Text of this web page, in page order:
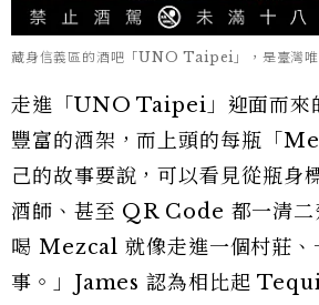
藏身信義區的酒吧「UNO Taipei」，是臺灣
走進「UNO Taipei」迎面而來
豐富的酒架，而上頭的每瓶「
己的故事要說，可以看見從瓶身
酒師、甚至 QR Code 都一清二
喝 Mezcal 就像走進一個村莊、
事。」James 認為相比起